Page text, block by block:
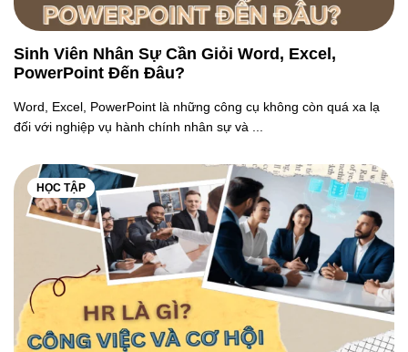
Sinh Viên Nhân Sự Cần Giỏi Word, Excel,
PowerPoint Đến Đâu?
Word, Excel, PowerPoint là những công cụ không còn quá xa lạ
đối với nghiệp vụ hành chính nhân sự và ...
HỌC TẬP